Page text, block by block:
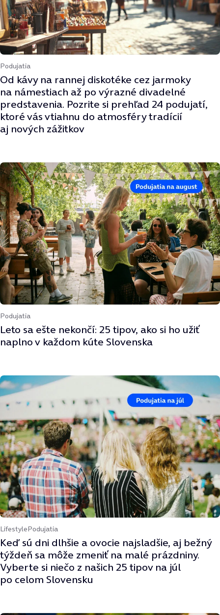
Podujatia
Od kávy na rannej diskotéke cez jarmoky
na námestiach až po výrazné divadelné
predstavenia. Pozrite si prehľad 24 podujatí,
ktoré vás vtiahnu do atmosféry tradícií
aj nových zážitkov
Podujatia
Leto sa ešte nekončí: 25 tipov, ako si ho užiť
naplno v každom kúte Slovenska
LifestylePodujatia
Keď sú dni dlhšie a ovocie najsladšie, aj bežný
týždeň sa môže zmeniť na malé prázdniny.
Vyberte si niečo z našich 25 tipov na júl
po celom Slovensku